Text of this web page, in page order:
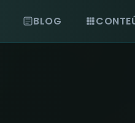
BLOG